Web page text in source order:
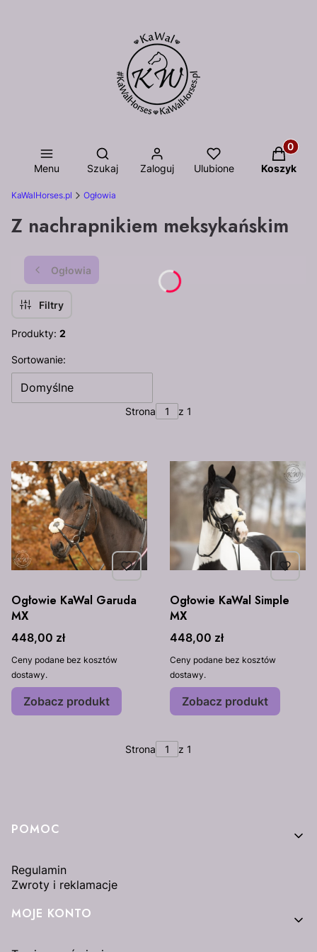
Menu
Otwórz wyszukiwarkę
Szukaj Zaloguj Ulubione Koszyk
KaWalHorses.pl Ogłowia
Z nachrapnikiem meksykańskim
Ogłowia
Filtry
Produkty: 2
Lista produktów
Sortowanie:
Domyślne
Strona z 1
Ogłowie KaWal Garuda
MX
Cena
448,00 zł
Ceny podane bez kosztów
dostawy.
Zobacz produkt
Ogłowie KaWal Simple
MX
Cena
448,00 zł
Ceny podane bez kosztów
dostawy.
Zobacz produkt
Strona z 1
Linki w stopce
POMOC
Regulamin
Zwroty i reklamacje
MOJE KONTO